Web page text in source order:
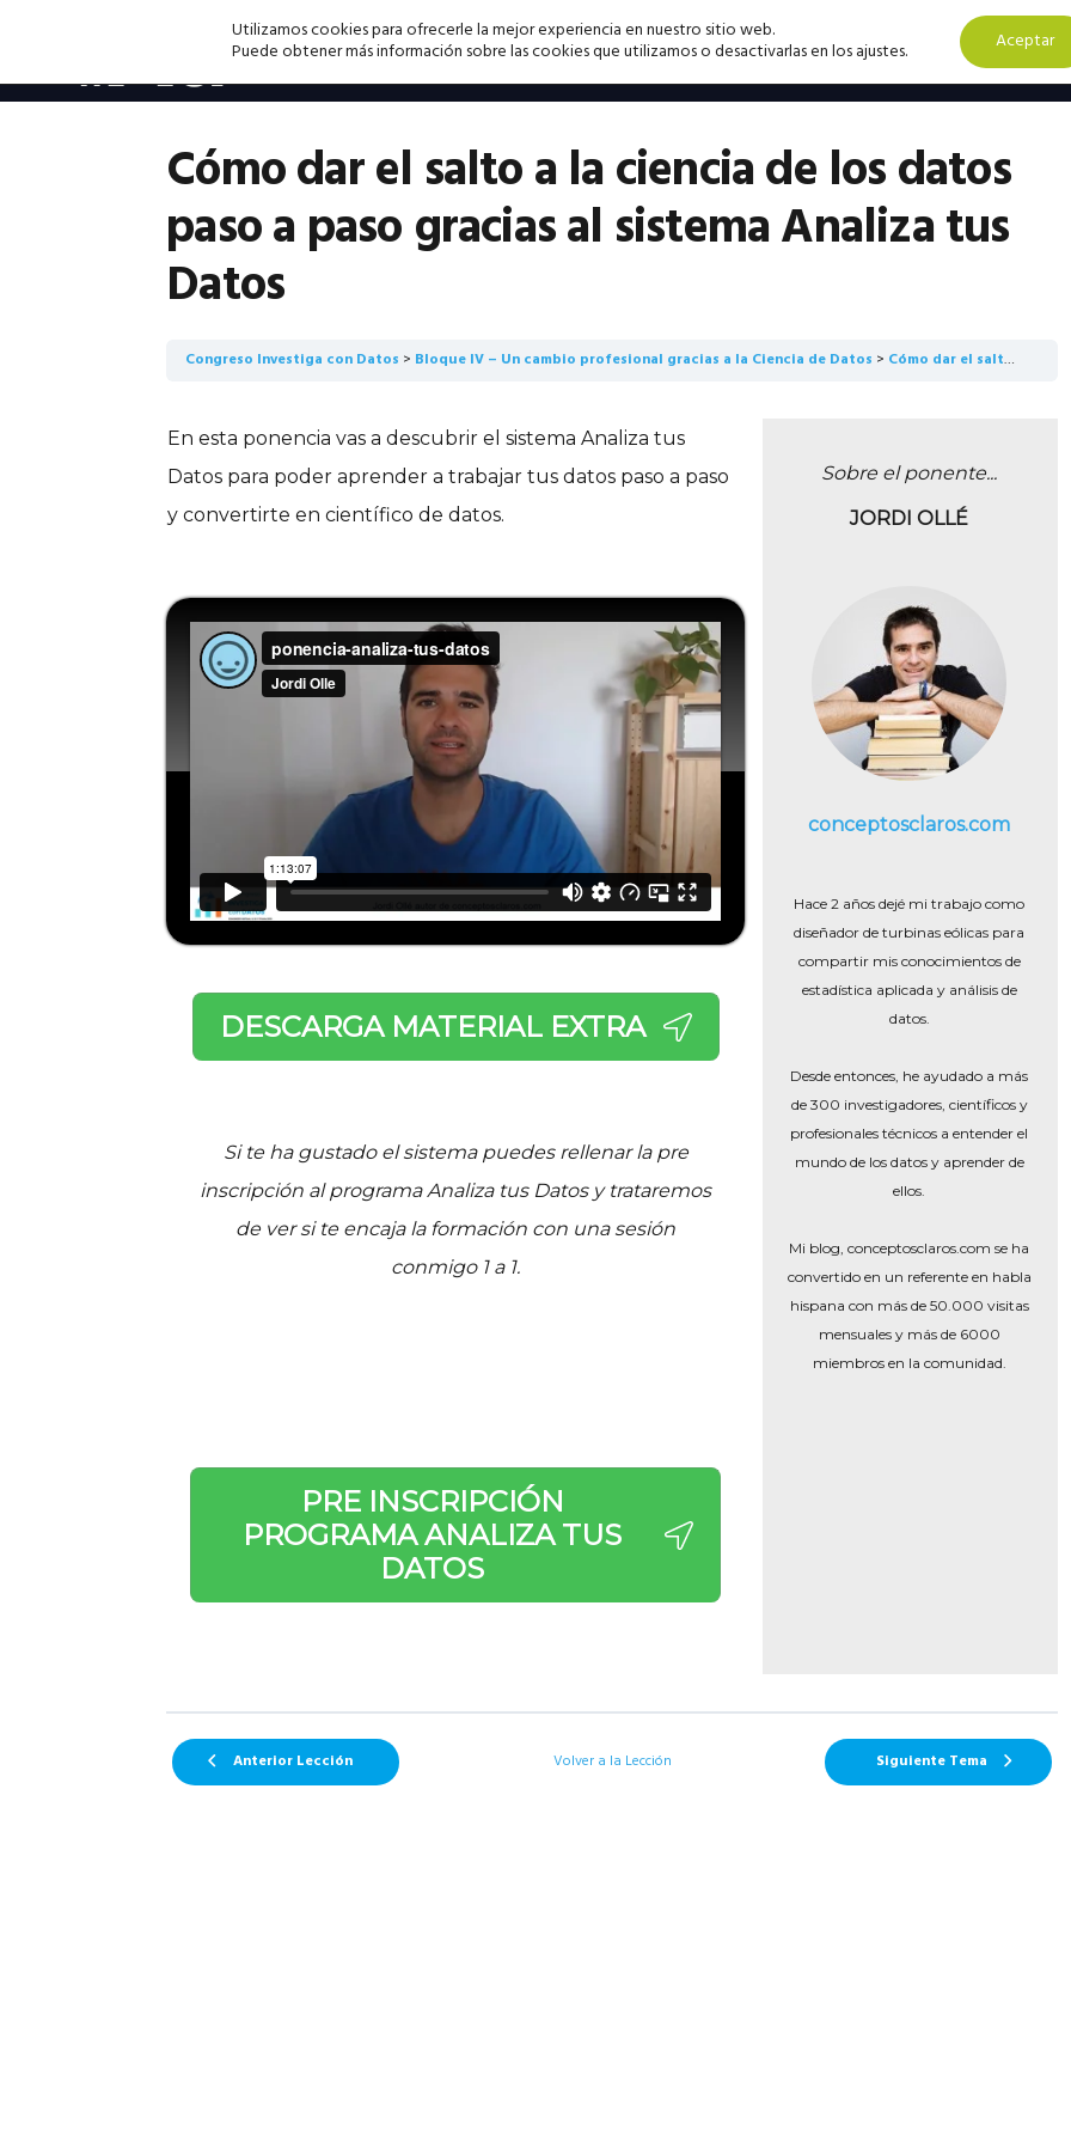
navegación
principal
barra
Cómo dar el salto a la ciencia de los datos
paso a paso gracias al sistema Analiza tus
Datos
Congreso Investiga con Datos Bloque IV – Un cambio profesional gracias a la Ciencia de Datos Cómo dar el salto a la ciencia de los datos paso a paso gracias al sistema Analiza tus Datos
En esta ponencia vas a descubrir el sistema Analiza tus
Datos para poder aprender a trabajar tus datos paso a paso
y convertirte en científico de datos.
​​DESCARGA MATERIAL EXTRA
Si te ha gustado el sistema puedes rellenar la pre
inscripción al programa Analiza tus Datos y trataremos
de ver si te encaja la formación con una sesión
conmigo 1 a 1.
PRE INSCRIPCIÓN
PROGRAMA ANALIZA TUS
DATOS
Sobre el ponente...
JORDI OLLÉ
conceptosclaros.com
Hace 2 años dejé mi trabajo como
diseñador de turbinas eólicas para
compartir mis conocimientos de
estadística aplicada y análisis de
datos.
Desde entonces, he ayudado a más
de 300 investigadores, científicos y
profesionales técnicos a entender el
mundo de los datos y aprender de
ellos.
Mi blog, conceptosclaros.com se ha
convertido en un referente en habla
hispana con más de 50.000 visitas
mensuales y más de 6000
miembros en la comunidad.
Anterior Lección Volver a la Lección Siguiente Tema
Utilizamos cookies para ofrecerle la mejor experiencia en nuestro sitio web.
Puede obtener más información sobre las cookies que utilizamos o desactivarlas en los ajustes. Aceptar